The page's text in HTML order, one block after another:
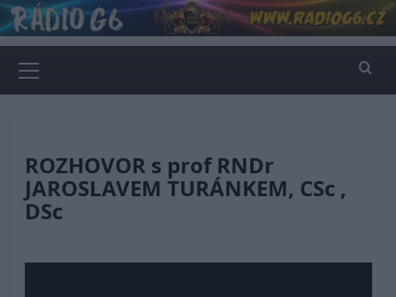
Skip
to
content
Menu
ROZHOVOR s prof RNDr
JAROSLAVEM TURÁNKEM, CSc ,
DSc